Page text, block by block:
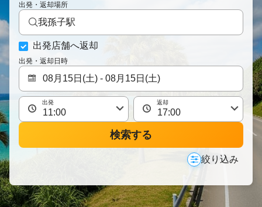
出発・返却場所
我孫子駅
出発店舗へ返却
出発・返却日時
出発 返却
検索する
絞り込み